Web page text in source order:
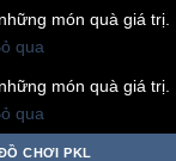
món quà giá trị.
qua
món quà giá trị.
qua
CHƠI PKL